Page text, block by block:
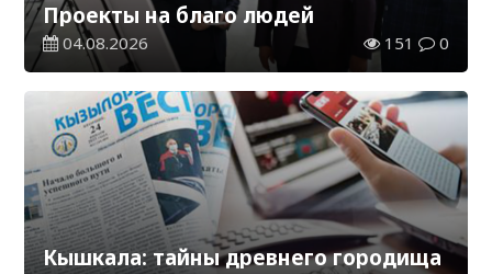
Проекты на благо людей
04.08.2026 151 0
Кышкала: тайны древнего городища